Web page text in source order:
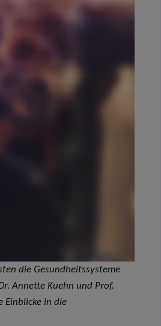
die Gesundheitssysteme
Annette Kuehn und Prof.
Einblicke in die